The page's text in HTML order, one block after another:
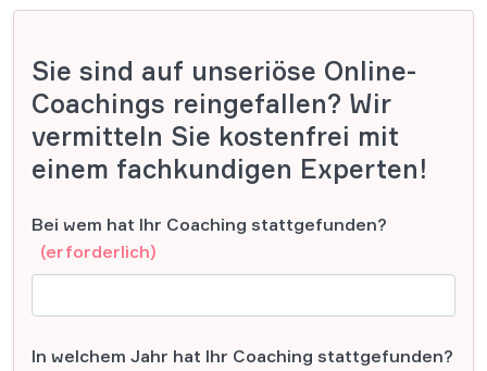
Sie sind auf unseriöse Online-
Coachings reingefallen? Wir
vermitteln Sie kostenfrei mit
einem fachkundigen Experten!
Bei wem hat Ihr Coaching stattgefunden?
(erforderlich)
In welchem Jahr hat Ihr Coaching stattgefunden?